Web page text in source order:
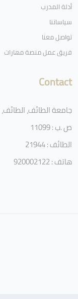
أدلة المدرب
سياساتنا
تواصل معنا
فريق عمل منصة مهارات
Contact
جامعة الطائف،
ص .ب : 11099
الطائف : 21944
هاتف : 920002122